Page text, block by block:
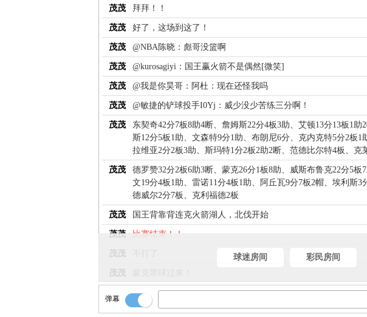
茂茂 拜拜！！
茂茂 好了，这场到这了！
茂茂 @NBA陈晓：彪哥没篮啊
茂茂 @kurosagiyi：国王赢火箭不是偶然[微笑]
茂茂 @我是你昊哥：阿杜：现在还怪我吗
茂茂 @敏捷的铲球投手I0Yj：威少没少苦练三分啊！
茂茂
东契奇42分7板8助4断、詹姆斯22分4板3助、艾顿13分13板1助
斯12分5板1助、文森特9分1助、布朗尼6分、克内克特5分2板1
拉维亚2分2板3助、斯玛特1分2板2助2断、范德比尔特4板、克
茂茂
德罗赞32分2板6助3断、蒙克26分1板8助、威斯布鲁克22分5板
文19分4板1助、雷诺11分4板1助、阿丘瓦9分7板2帽、埃利斯3
德威尔2分7板、克利福德2板
茂茂 国王背靠背连克火箭湖人，北伐开始
茂茂 比赛结束！！
茂茂
茂茂
8秒！
茂茂 连进俩！！[国王124-112湖人]
球迷房间 彩民房间
弹幕